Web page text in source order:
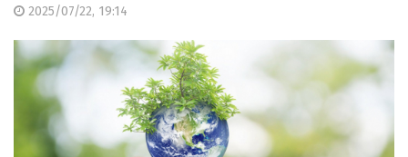
2025/07/22, 19:14